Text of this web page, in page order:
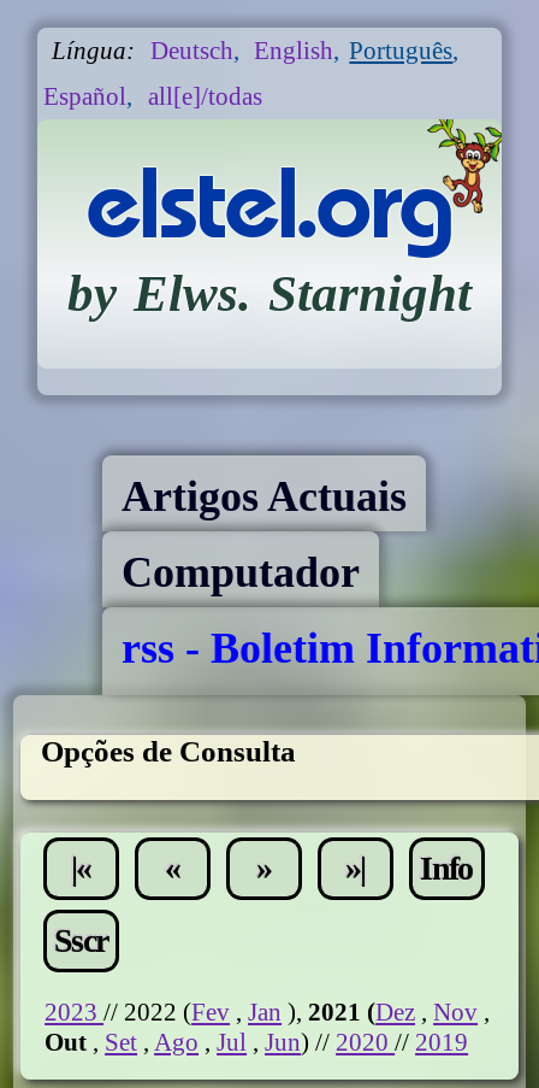
Língua: Deutsch, English,Português,
Español, all[e]/todas
elstel.org
by Elws. Starnight
Artigos Actuais
Computador
rss - Boletim
Opções de Consulta
|« « » »|
Info
Sscr
2023// 2022 (Fev ,Jan ),2021 (Dez ,Nov ,
Out , Set ,Ago ,Jul ,Jun) // 2020// 2019